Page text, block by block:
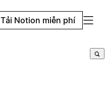
Tải Notion miễn phí